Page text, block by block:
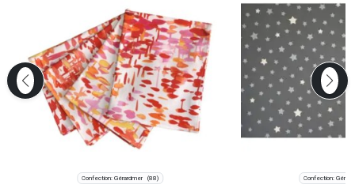
Confection: Gérardmer (88) Confection: